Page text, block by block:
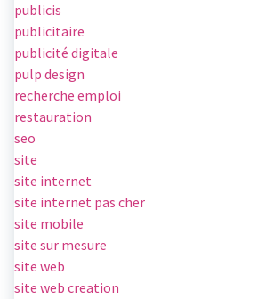
publicis
publicitaire
publicité digitale
pulp design
recherche emploi
restauration
seo
site
site internet
site internet pas cher
site mobile
site sur mesure
site web
site web creation